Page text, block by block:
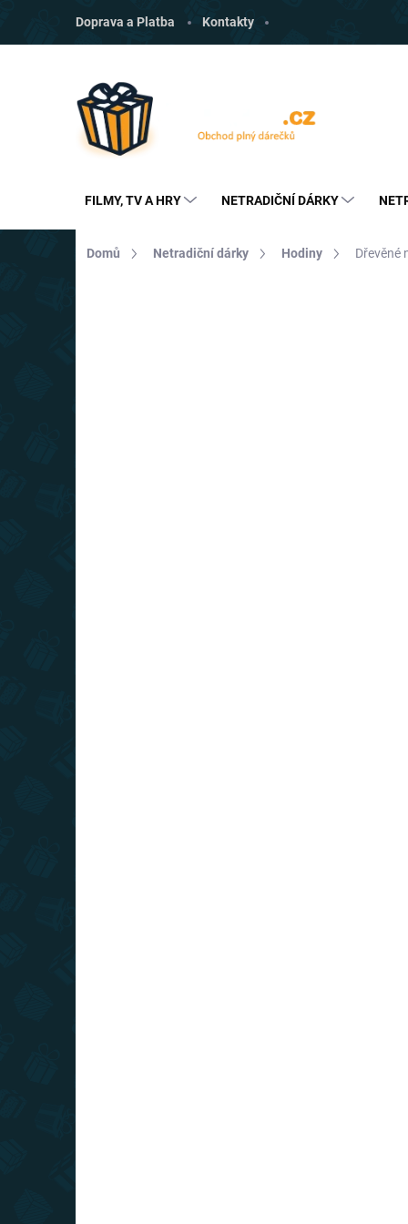
obsah
Doprava a Platba Kontakty
FILMY, TV A HRY NETRADIČNÍ DÁRKY
Domů Netradiční dárky Hodiny Dřevěné